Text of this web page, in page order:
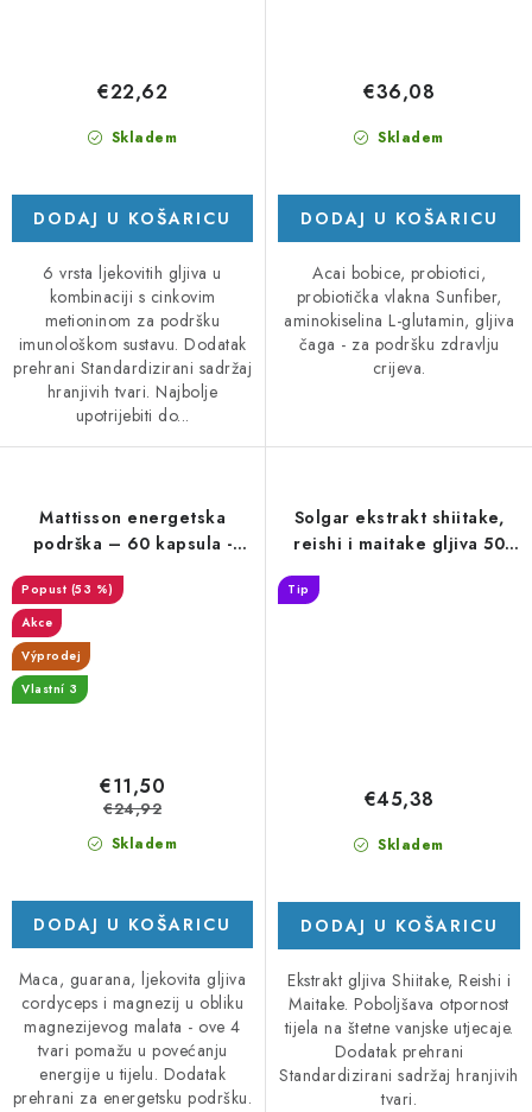
Skladem
€22,62
DODAJ U KOŠARICU
6 vrsta ljekovitih gljiva u
kombinaciji s cinkovim
metioninom za podršku
imunološkom sustavu. Dodatak
prehrani Standardizirani sadržaj
hranjivih tvari. Najbolje
upotrijebiti do...
Skladem
€36,08
DODAJ U KOŠARICU
Acai bobice, probiotici,
probiotička vlakna Sunfiber,
aminokiselina L-glutamin, gljiva
čaga - za podršku zdravlju
crijeva.
Mattisson energetska
podrška – 60 kapsula -
(53 %)
Akce
Výprodej
Vlastní 3
Skladem
€11,50
€24,92
DODAJ U KOŠARICU
Maca, guarana, ljekovita gljiva
cordyceps i magnezij u obliku
magnezijevog malata - ove 4
tvari pomažu u povećanju
energije u tijelu. Dodatak
prehrani za energetsku podršku.
Solgar ekstrakt shiitake,
reishi i maitake gljiva 50
Tip
Skladem
€45,38
DODAJ U KOŠARICU
Ekstrakt gljiva Shiitake, Reishi i
Maitake. Poboljšava otpornost
tijela na štetne vanjske utjecaje.
Dodatak prehrani
Standardizirani sadržaj hranjivih
tvari.